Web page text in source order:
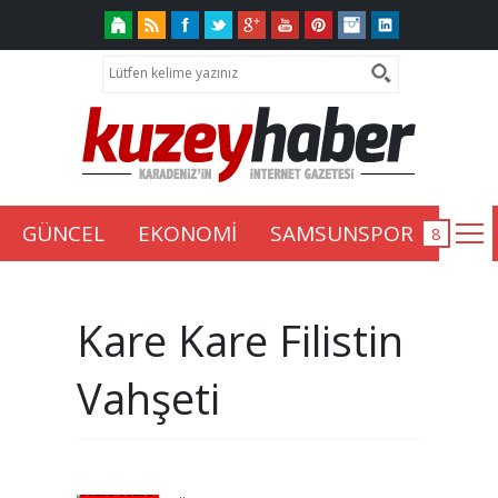
GÜNCEL EKONOMİ SAMSUNSPOR
Kare Kare Filistin
Vahşeti